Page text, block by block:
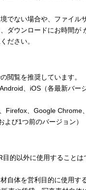
でない場合や、ファイル
ダウンロードにお時間が
ださい。
閲覧を推奨しています。
、iOS（各最新バー
Firefox、Google Chrome
び1つ前のバージョン）
目的以外に使用することは
自体を営利目的に使用す